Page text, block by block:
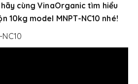
cùng VinaOrganic tìm hiểu
10kg model MNPT-NC10 nhé!